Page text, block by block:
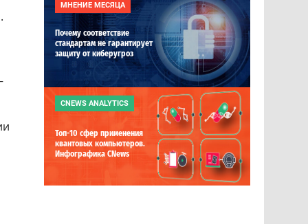
МНЕНИЕ МЕСЯЦА
Почему соответствие
стандартам не гарантирует
защиту от киберугроз
CNEWS ANALYTICS
Топ-10 сфер применения
квантовых компьютеров.
Инфографика CNews